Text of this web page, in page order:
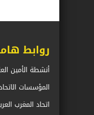
روابط
أنشطة الأمين
المؤسسات
اتحاد المغرب